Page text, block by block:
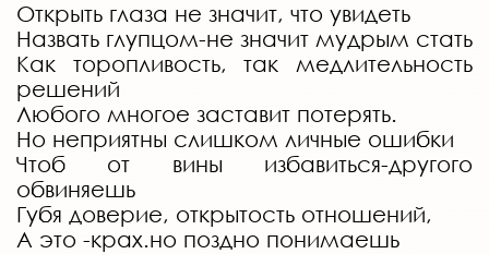
Открыть глаза не значит, что увидеть
Назвать глупцом-не значит мудрым стать
Как торопливость, так медлительность
решений
Любого многое заставит потерять.
Но неприятны слишком личные ошибки
Чтоб от вины избавиться-другого
обвиняешь
Губя доверие, открытость отношений,
А это -крах.но поздно понимаешь